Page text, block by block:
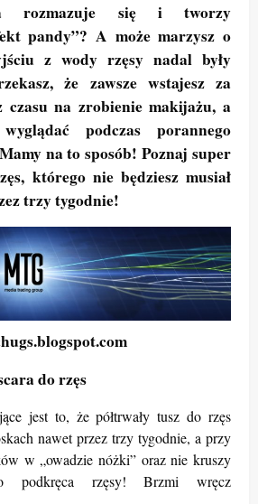
rozmazuje się i tworzy
pandy”? A może marzysz o
z wody rzęsy nadal były
że zawsze wstajesz za
czasu na zrobienie makijażu, a
podczas porannego
na to sposób! Poznaj super
którego nie będziesz musiał
trzy tygodnie!
do rzęs
jest to, że półtrwały tusz do rzęs
nawet przez trzy tygodnie, a przy
w „owadzie nóżki” oraz nie kruszy
podkręca rzęsy! Brzmi wręcz